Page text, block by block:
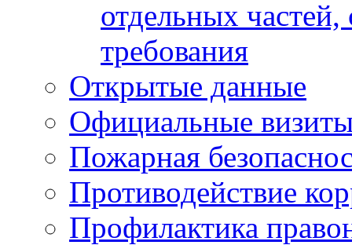
отдельных
требования
Открытые данные
Официальные
Пожарная
Противодействие
Профилактика